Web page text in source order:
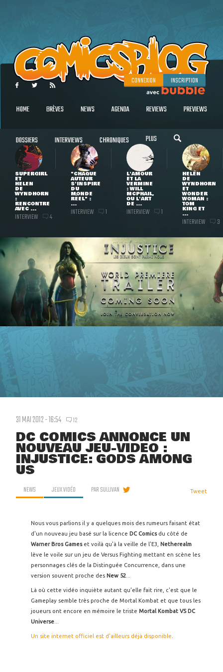
CONNEXION INSCRIPTION
HOME BRÈVES NEWS AGENDA REVIEWS PREVIEWS
DOSSIERS INTERVIEWS CHRONIQUES PLUS
SUPERGIRL
ET
HELEN
DE
WYNDHORN
:
RENCONTRE
AVEC ...
INTERVIEW 4
"CHAQUE
AUTEUR
S'INSPIRE
DU
MONDE
RÉEL" :
...
INTERVIEW 1
L'AMOUR
ET LA
VERMINE
: WILL
MCPHAIL,
OU L'ART
DE ...
INTERVIEW 1
HELEN
DE
WYNDHORN
ET
WONDER
WOMAN :
TOM
KING ET
...
INTERVIEW 3
31 MAI 2012 - 16:54 12
DC COMICS ANNONCE UN
NOUVEAU JEU-VIDÉO :
INJUSTICE: GODS AMONG
US
NEWS JEUX VIDÉO PARSULLIVAN Tweet
Nous vous parlions il y a quelques mois des rumeurs faisant état
d'un nouveau jeu basé sur la licence DC Comicsdu côté de
Warner Bros Gameset voilà qu'à la veille de l'E3, Netherealm
lève le voile sur un jeu de Versus Fighting mettant en scène les
personnages clés de la Distinguée Concurrence, dans une
version souvent proche des New 52
Là où cette vidéo inquiète autant qu'elle fait rire, c'est que le
Gameplay semble très proche de Mortal Kombat et que tous les
joueurs ont encore en mémoire le triste Mortal Kombat VS DC
Universe
Un site internet officiel est d'ailleurs déjà disponible